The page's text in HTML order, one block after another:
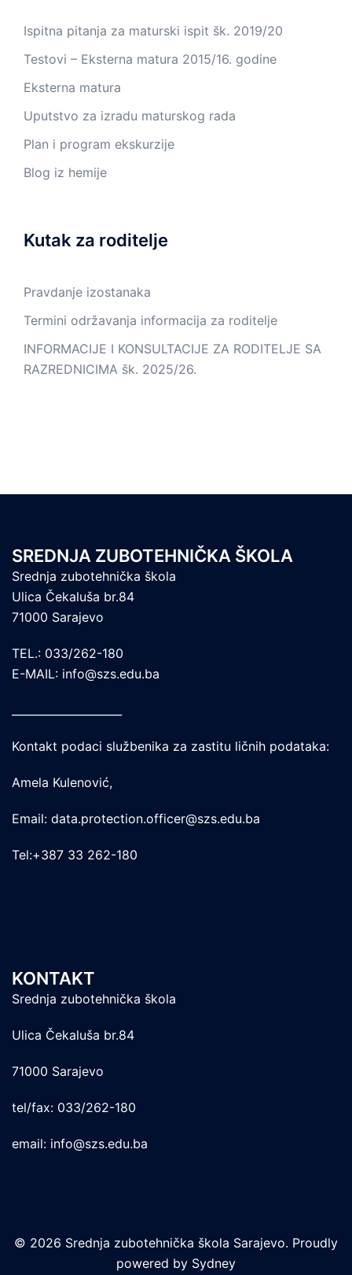
Ispitna pitanja za maturski ispit šk. 2019/20
Testovi – Eksterna matura 2015/16. godine
Eksterna matura
Uputstvo za izradu maturskog rada
Plan i program ekskurzije
Blog iz hemije
Kutak za roditelje
Pravdanje izostanaka
Termini održavanja informacija za roditelje
INFORMACIJE I KONSULTACIJE ZA RODITELJE SA
RAZREDNICIMA šk. 2025/26.
SREDNJA ZUBOTEHNIČKA ŠKOLA
Srednja zubotehnička škola
Ulica Čekaluša br.84
71000 Sarajevo
TEL.: 033/262-180
E-MAIL: info@szs.edu.ba
Kontakt podaci službenika za zastitu ličnih podataka:
Amela Kulenović,
Email: data.protection.officer@szs.edu.ba
Tel:+387 33 262-180
KONTAKT
Srednja zubotehnička škola
Ulica Čekaluša br.84
71000 Sarajevo
tel/fax: 033/262-180
email: info@szs.edu.ba
© 2026 Srednja zubotehnička škola Sarajevo. Proudly
powered by Sydney